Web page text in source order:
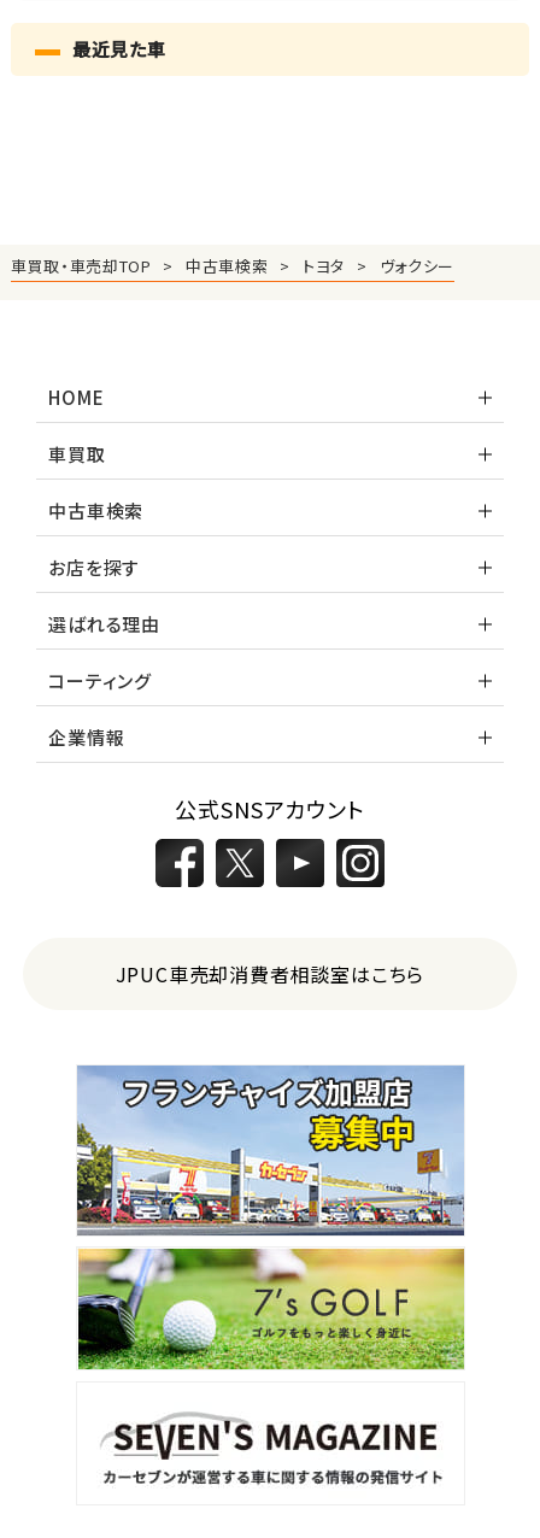
最近見た車
車買取・車売却TOP 中古車検索 トヨタ ヴォクシー
HOME
車買取
中古車検索
お店を探す
選ばれる理由
コーティング
企業情報
公式SNSアカウント
JPUC車売却消費者相談室はこちら